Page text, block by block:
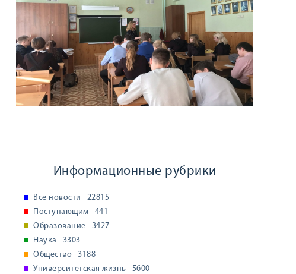
Информационные рубрики
Все новости
22815
Поступающим
441
Образование
3427
Наука
3303
Общество
3188
Университетская жизнь
5600